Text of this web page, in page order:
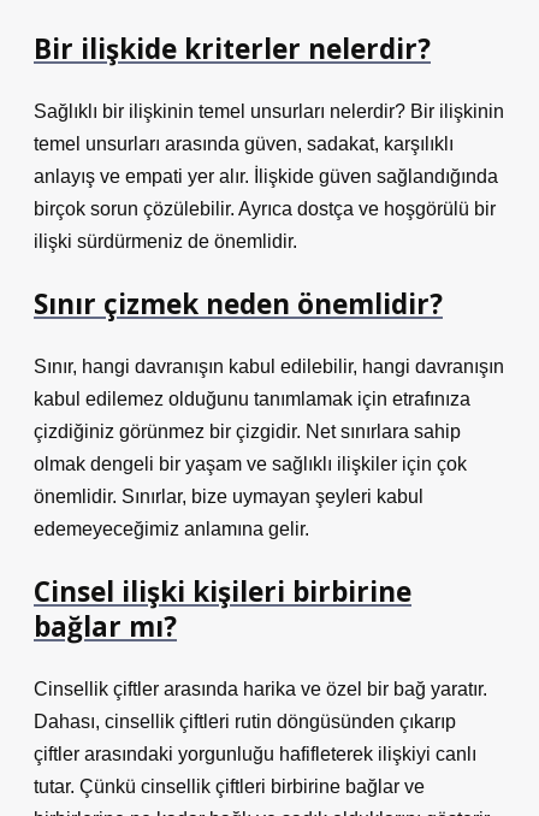
Bir ilişkide kriterler nelerdir?
Sağlıklı bir ilişkinin temel unsurları nelerdir? Bir ilişkinin
temel unsurları arasında güven, sadakat, karşılıklı
anlayış ve empati yer alır. İlişkide güven sağlandığında
birçok sorun çözülebilir. Ayrıca dostça ve hoşgörülü bir
ilişki sürdürmeniz de önemlidir.
Sınır çizmek neden önemlidir?
Sınır, hangi davranışın kabul edilebilir, hangi davranışın
kabul edilemez olduğunu tanımlamak için etrafınıza
çizdiğiniz görünmez bir çizgidir. Net sınırlara sahip
olmak dengeli bir yaşam ve sağlıklı ilişkiler için çok
önemlidir. Sınırlar, bize uymayan şeyleri kabul
edemeyeceğimiz anlamına gelir.
Cinsel ilişki kişileri birbirine
bağlar mı?
Cinsellik çiftler arasında harika ve özel bir bağ yaratır.
Dahası, cinsellik çiftleri rutin döngüsünden çıkarıp
çiftler arasındaki yorgunluğu hafifleterek ilişkiyi canlı
tutar. Çünkü cinsellik çiftleri birbirine bağlar ve